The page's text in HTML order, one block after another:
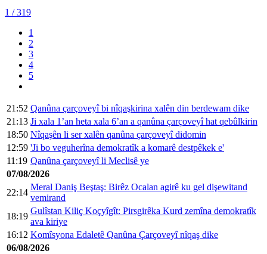
1 / 319
1
2
3
4
5
21:52 Qanûna çarçoveyî bi nîqaşkirina xalên din berdewam dike
21:13 Ji xala 1’an heta xala 6’an a qanûna çarçoveyî hat qebûlkirin
18:50 Nîqaşên li ser xalên qanûna çarçoveyî didomin
12:59 'Ji bo veguherîna demokratîk a komarê destpêkek e'
11:19 Qanûna çarçoveyî li Meclisê ye
07/08/2026
22:14
Meral Daniş Beştaş: Birêz Ocalan agirê ku gel dişewitand
vemirand
18:19
Gulîstan Kiliç Koçyîgît: Pirsgirêka Kurd zemîna demokratîk
ava kiriye
16:12 Komîsyona Edaletê Qanûna Çarçoveyî nîqaş dike
06/08/2026